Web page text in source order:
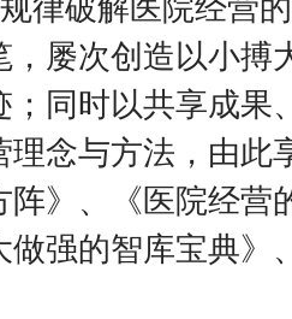
屡次创造以小搏
同时以共享成果
念与方法，由此
》、《医院经营
强的智库宝典》